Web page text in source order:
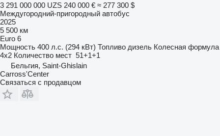
3 291 000 000 UZS 240 000 € ≈ 277 300 $
Междугородний-пригородный автобус
2025
5 500 км
Euro 6
Мощность 400 л.с. (294 кВт) Топливо дизель Колесная формула
4x2 Количество мест 51+1+1
Бельгия, Saint-Ghislain
Carross'Center
Связаться с продавцом